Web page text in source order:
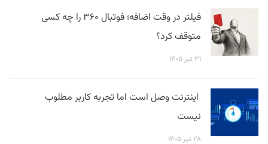
فیلتر در وقت اضافه؛ فوتبال ۳۶۰ را چه کسی
متوقف کرد؟
۳۱ تیر ۱۴۰۵
اینترنت وصل است اما تجربه کاربر مطلوب
نیست
۲۸ تیر ۱۴۰۵